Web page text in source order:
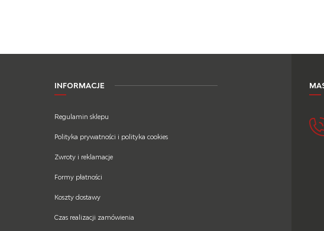
INFORMACJE
Regulamin sklepu
Polityka prywatności i polityka cookies
Zwroty i reklamacje
Formy płatności
Koszty dostawy
Czas realizacji zamówienia